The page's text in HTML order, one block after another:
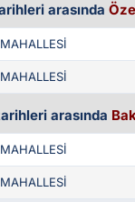
arasında
arasında